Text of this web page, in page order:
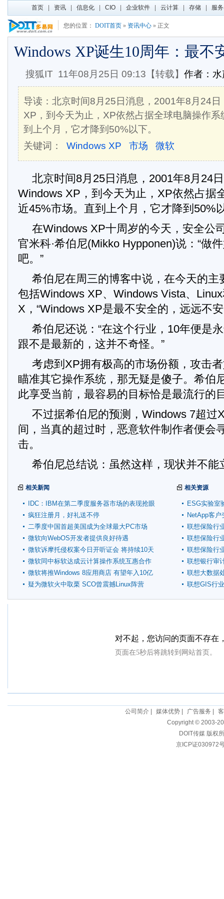
首页 资讯 信息化 CIO 企业软件 云计算 存储 服
您的位置： DOIT首页 » 资讯中心 » 正文
Windows XP诞生10周年：最不
搜狐IT 11年08月25日 09:13【转载】 作者：
导读：北京时间8月25日消息，2001年8月24
XP，到今天为止，XP依然占据全球电脑操作
到上个月，它才降到50%以下。
关键词：
Windows XP 市场 微软
北京时间8月25日消息，2001年8月24
Windows XP，到今天为止，XP依然占据
近45%市场。直到上个月，它才降到50%
在Windows XP十周岁的今天，安全公
官米科·希伯尼(Mikko Hypponen)说：“做
吧。”
希伯尼在周三的博客中说，在今天的主
包括Windows XP、Windows Vista、
X，“Windows XP是最不安全的，远远不
希伯尼还说：“在这个行业，10年便是
跟不是最新的，这并不奇怪。”
考虑到XP拥有极高的市场份额，攻击
瞄准其它操作系统，那无疑是傻子。希伯
此享受当前，最容易的目标恰是最流行的
不过据希伯尼的预测，Windows 7超过
间，当真的超过时，恶意软件制作者便会
击。
希伯尼总结说：虽然这样，现状并不能
相关新闻
IDC：IBM在第二季度服务器市场的表现抢眼
疯狂注册月，好礼送不停
二季度中国首超美国成为全球最大PC市场
微软向WebOS开发者提供良好待遇
微软诉摩托侵权案今日开听证会 将持续10天
微软同中标软达成云计算操作系统互惠合作
微软将推Windows 8应用商店 有望年入10亿
美元
疑为微软火中取栗 SCO曾震撼Linux阵营
相关资源
ESG实验室
NetApp客
联想保险行
联想保险行
联想保险行
联想银行审
联想大数据
联想GIS行
公司简介| 媒体优势| 广告服务
Copyright © 2003-
DOIT传媒 版权
京ICP证030972